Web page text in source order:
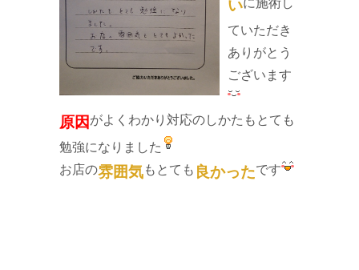
い
ていただき
ありがとう
ございます
原因 がよくわかり対応のしかたもとても
勉強になりました
お店の雰囲気もとても 良かったです